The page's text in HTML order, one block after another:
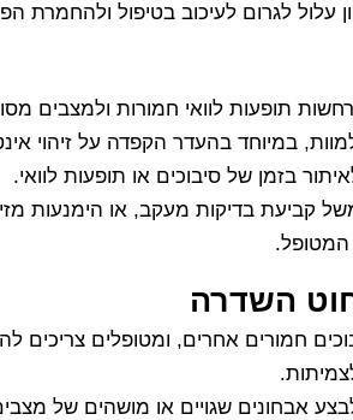
עלול לגרום לעיכוב בטיפול ולהחמרת
תופעות לוואי חמורות ולמצבים
במיוחד בהעדר הקפדה על זיהוי
בזמן של סיבוכים או תופעות לוואי.
בדיקות מעקב, או הימנעות
המטופל.
השדרה
חמורים אחרים, ומטופלים צריכים
שגויים או מושהים של מצבים